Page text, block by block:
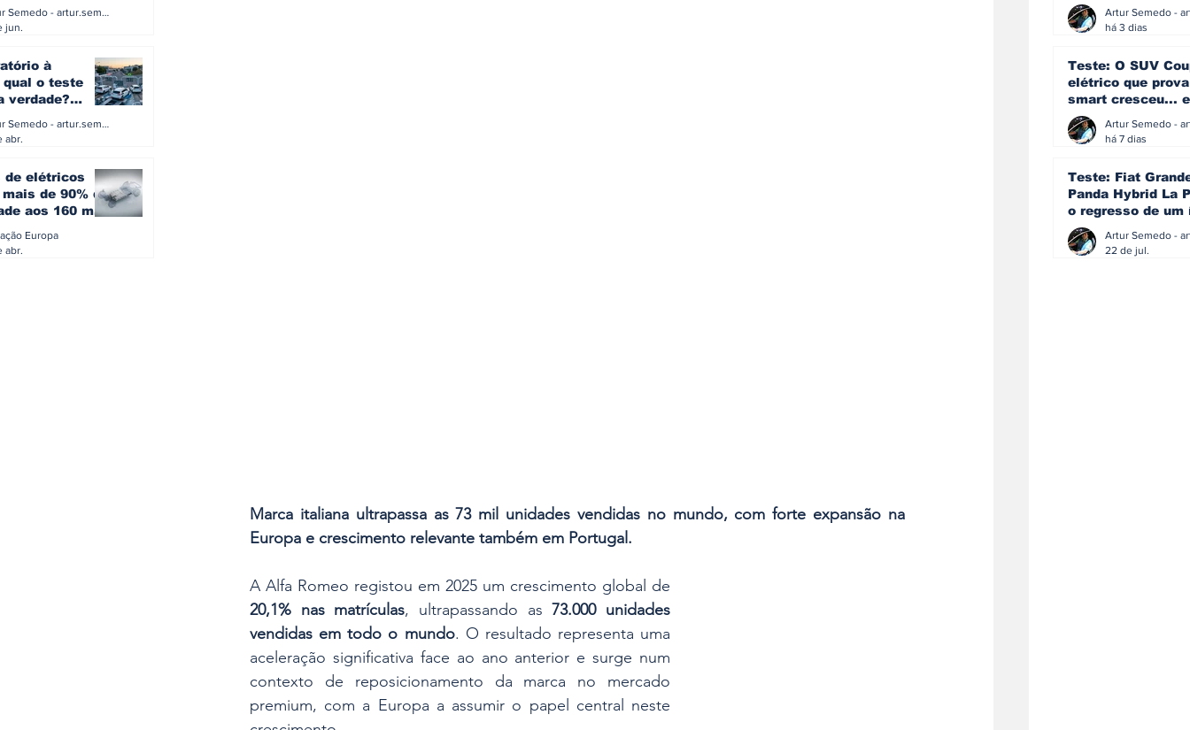
Artur Semedo - artur.semedo@publiracing.pt
jun.
à
qual o teste
verdade?
Artur Semedo - artur.semedo@publiracing.pt
abr.
de elétricos
de 90% da
aos 160 mil
Europa
abr.
Marca italiana ultrapassa as 73 mil unidades vendidas no mundo, com forte expansão na
Europa e crescimento relevante também em Portugal.
20,1% nas matrículas, ultrapassando as 73.000 unidades
vendidas em todo o mundo. O resultado representa uma
aceleração significativa face ao ano anterior e surge num
contexto de reposicionamento da marca no mercado
premium, com a Europa a assumir o papel central neste
ainda acredita na
manualhá 3 dias
Teste: O SUV
elétrico que
smart cresceu... e
amadureceu
há 7 dias
Teste: Fiat
Panda Hybrid La
o regresso de um
que percebeu que
evoluir não
perder a
22 de jul.